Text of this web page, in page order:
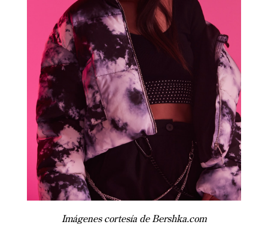
Imágenes cortesía de Bershka.com